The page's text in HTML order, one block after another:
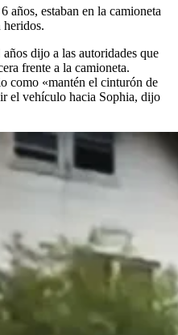
años, estaban en la camioneta
heridos.
dijo a las autoridades que
frente a la camioneta.
como «mantén el cinturón de
el vehículo hacia Sophia, dijo